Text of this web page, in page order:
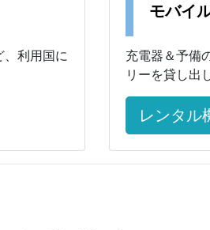
利用国に
モバイ
充電器＆予備
リーを貸し出
レンタル